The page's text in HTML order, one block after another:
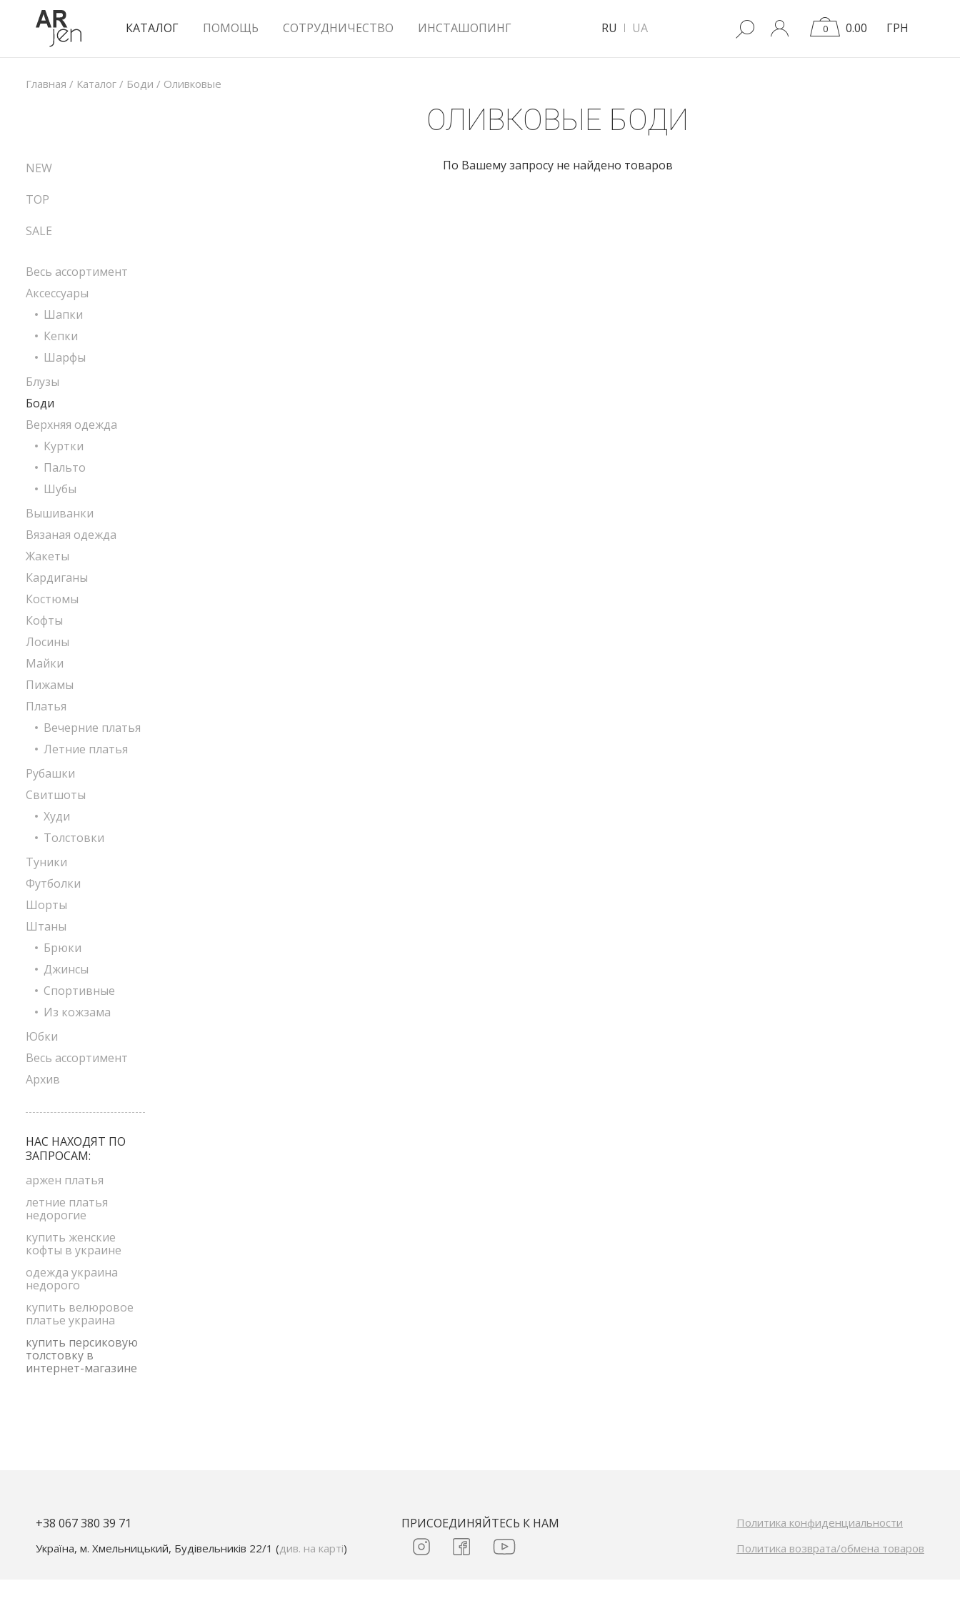
КАТАЛОГ ПОМОЩЬ СОТРУДНИЧЕСТВО ИНСТАШОПИНГ RU UA 0 0.00 ГРН
Главная / Каталог / Боди / Оливковые
ОЛИВКОВЫЕ БОДИ
По Вашему запросу не найдено товаров
NEW
TOP
SALE
Весь ассортимент
Аксессуары
Шапки
Кепки
Шарфы
Блузы
Боди
Верхняя одежда
Куртки
Пальто
Шубы
Вышиванки
Вязаная одежда
Жакеты
Кардиганы
Костюмы
Кофты
Лосины
Майки
Пижамы
Платья
Вечерние платья
Летние платья
Рубашки
Свитшоты
Худи
Толстовки
Туники
Футболки
Шорты
Штаны
Брюки
Джинсы
Спортивные
Из кожзама
Юбки
Весь ассортимент
Архив
НАС НАХОДЯТ ПО
ЗАПРОСАМ:
аржен платья
летние платья
недорогие
купить женские
кофты в украине
одежда украина
недорого
купить велюровое
платье украина
купить персиковую
толстовку в
интернет-магазине
+38 067 380 39 71
Україна, м. Хмельницький, Будівельників 22/1 (див. на карті)
ПРИСОЕДИНЯЙТЕСЬ К НАМ
Политика конфиденциальности
Политика возврата/обмена товаров